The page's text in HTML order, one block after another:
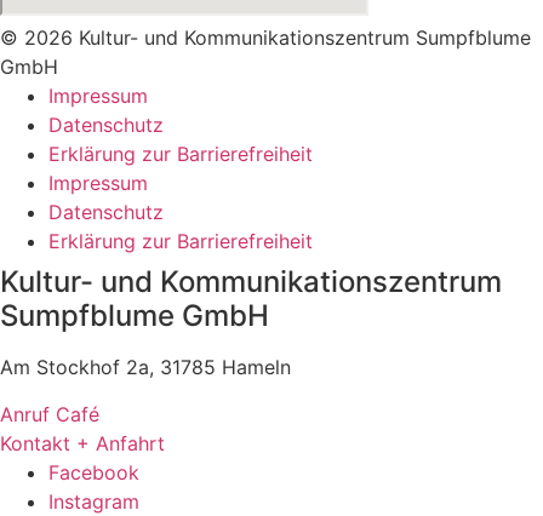
© 2026 Kultur- und Kommunikationszentrum Sumpfblume
GmbH
Impressum
Datenschutz
Erklärung zur Barrierefreiheit
Impressum
Datenschutz
Erklärung zur Barrierefreiheit
Kultur- und Kommunikationszentrum
Sumpfblume GmbH
Am Stockhof 2a, 31785 Hameln
Anruf Café
Kontakt + Anfahrt
Facebook
Instagram